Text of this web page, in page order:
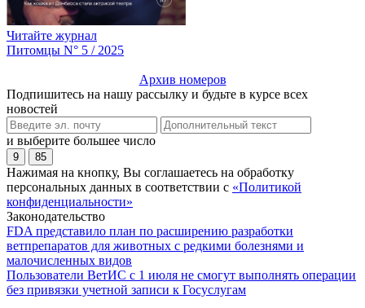
Читайте журнал
Питомцы N° 5 / 2025
Архив номеров
Подпишитесь на нашу рассылку и будьте в курсе всех
новостей
и выберите большее число
9 85
Нажимая на кнопку, Вы соглашаетесь на обработку
персональных данных в соответствии с «Политикой
конфиденциальности»
Законодательство
FDA представило план по расширению разработки
ветпрепаратов для животных с редкими болезнями и
малочисленных видов
Пользователи ВетИС с 1 июля не смогут выполнять операции
без привязки учетной записи к Госуслугам